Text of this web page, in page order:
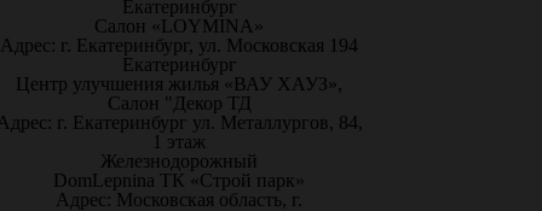
Екатеринбург
Салон «LOYMINA»
Адрес: г. Екатеринбург, ул. Московская 194
Екатеринбург
Центр улучшения жилья «ВАУ ХАУЗ»,
Салон "Декор ТД
г. Екатеринбург ул. Металлургов, 84,
1 этаж
Железнодорожный
DomLepnina ТК «Строй парк»
Адрес: Московская область, г.